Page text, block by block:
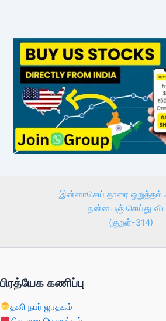
இன்னாசெய் தாரை
நன்னயஞ் செய்து
(குறள்-314)
பிரத்யேக கணிப்பு
தனி நபர் ஜாதகம்